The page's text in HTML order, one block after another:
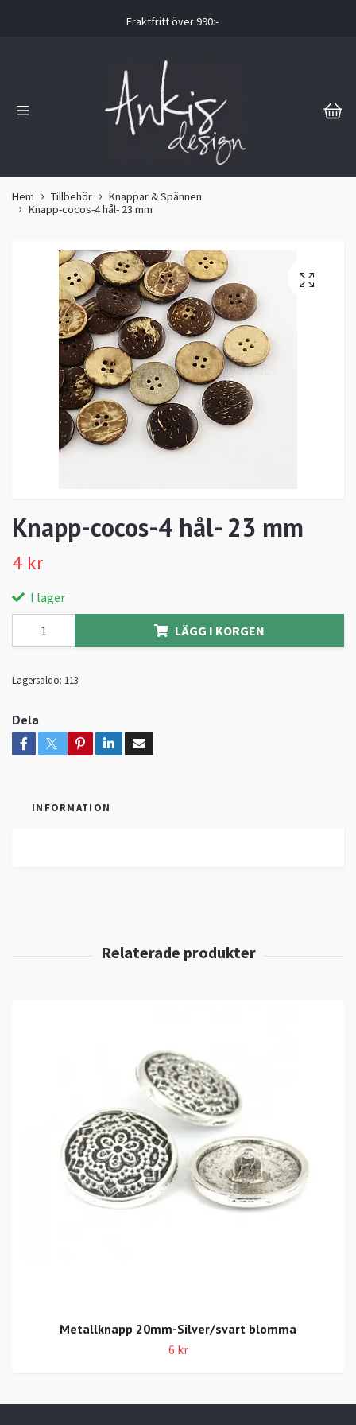
Fraktfritt över 990:-
Hem Tillbehör
Knappar & Spännen
Knapp-cocos-4 hål- 23 mm
Knapp-cocos-4 hål- 23 mm
4 kr
I lager
LÄGG I KORGEN
Lagersaldo: 113
Dela
INFORMATION
Metallknapp 20mm-Silver/svart blomma
6 kr